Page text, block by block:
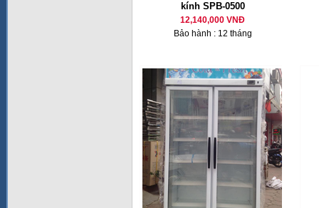
kính SPB-0500
12,140,000 VNĐ
Bảo hành : 12 tháng